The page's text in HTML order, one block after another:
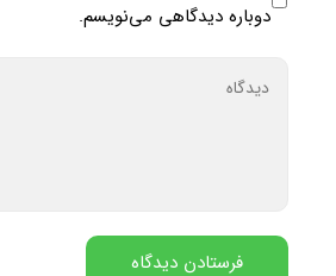
دوباره دیدگاهی می‌نویسم.